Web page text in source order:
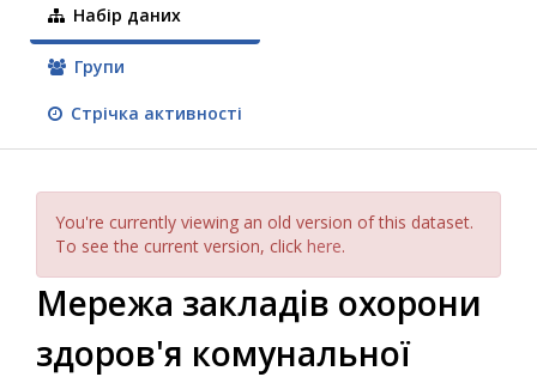
Набір даних
Групи
Стрічка активності
You're currently viewing an old version of this dataset.
To see the current version, click here.
Мережа закладів охорони
здоров'я комунальної